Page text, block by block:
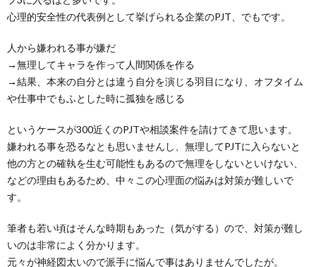
心理的安全性の代表例として挙げられる企業のPJT、でもです。
人から嫌われる事が嫌だ
→無理してキャラを作って人間関係を作る
→結果、本来の自分とは違う自分を演じる羽目になり、オフタイム
や仕事中でもふとした時に孤独を感じる
というケースが300近くのPJTや相談案件を請けてきて思います。
嫌われる事を恐るなとも思いませんし、無理してPJTに入らないと
他の方との確執を生む可能性もあるので無理をしないといけない、
などの理由もあるため、中々この心理面の悩みは対策が難しいで
す。
筆者も若い頃はそんな時期もあった（気がする）ので、対策が難し
いのは非常によく分かります。
元々が神経図太いので派手に悩んで事はありませんでしたが。